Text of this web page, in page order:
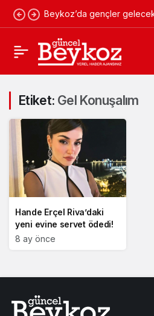
Beykoz’da gençler
Etiket: Gel Konuşalım
Hande Erçel Riva’daki
yeni evine servet ödedi!
8 ay önce